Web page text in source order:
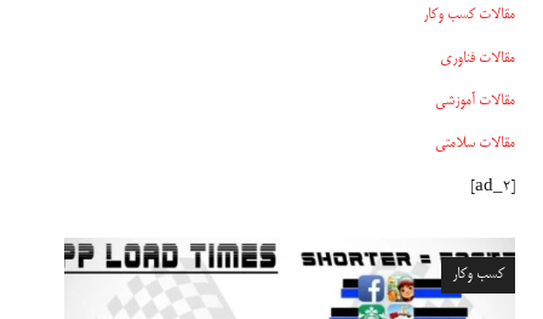
مقالات کسب وکار
مقالات فناوری
مقالات آموزشی
مقالات سلامتی
کسب وکار